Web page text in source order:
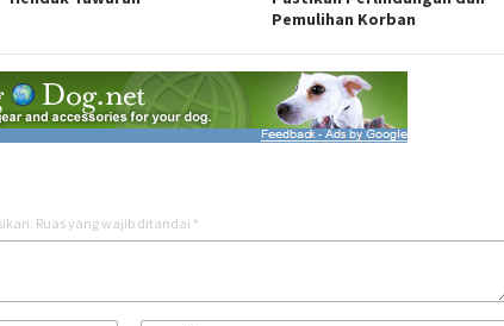
Pemulihan Korban
Ruas yang wajib ditandai *